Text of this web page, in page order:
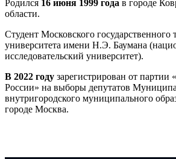
Родился 16 июня 1999 года в городе
области.
Студент Московского государственного
университета имени Н.Э. Баумана
исследовательский университет).
В 2022 году зарегистрирован от
России» на выборы депутатов
внутригородского муниципального
городе Москва.